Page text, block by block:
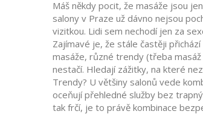
Máš někdy pocit, že masáže jsou
salony v Praze už dávno nejsou
vizitkou. Lidi sem nechodí jen za
Zajímavé je, že stále častěji
masáže, různé trendy (třeba
nestačí. Hledají zážitky, na které
Trendy? U většiny salonů vede
oceňují přehledné služby bez
tak frčí, je to právě kombinace